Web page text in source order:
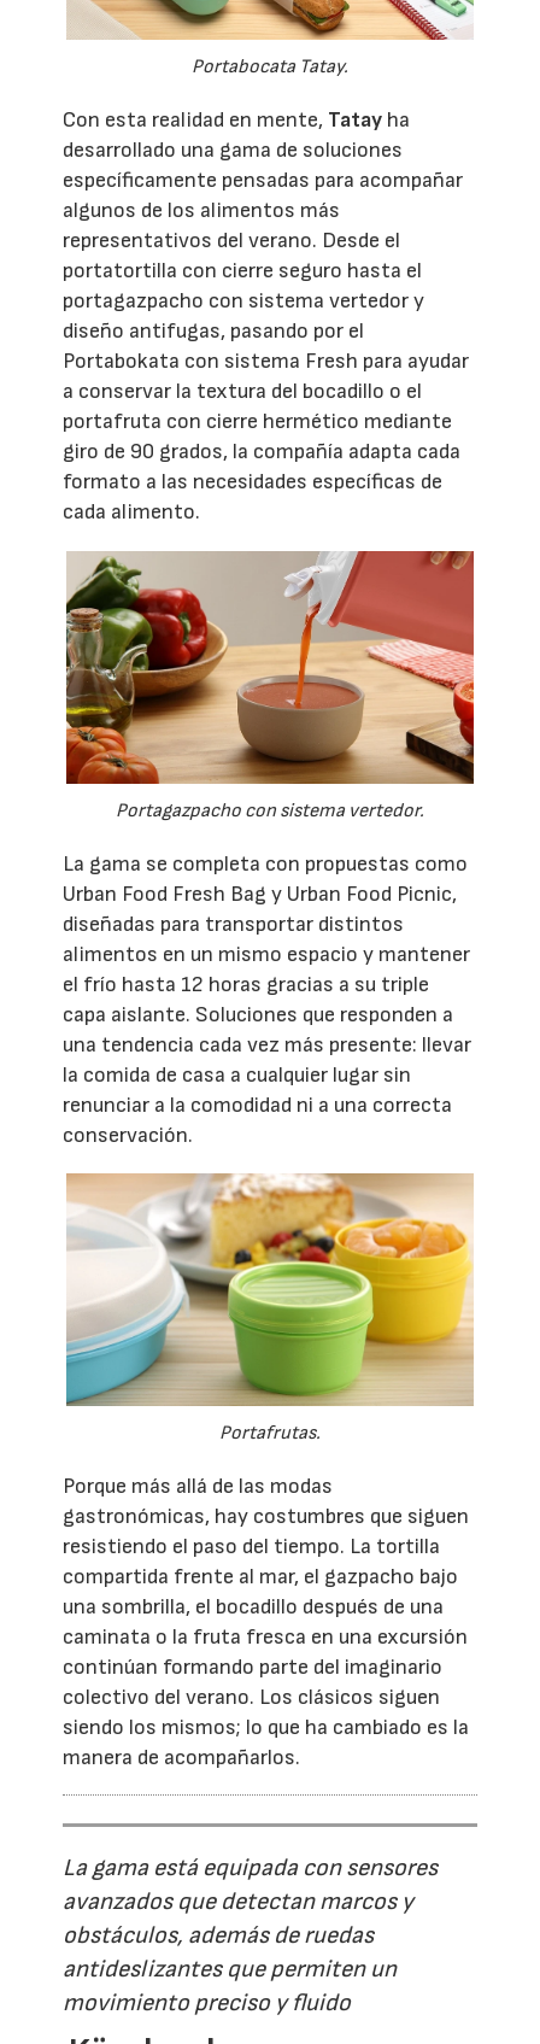
Portabocata Tatay.
Con esta realidad en mente, Tatay ha
desarrollado una gama de soluciones
específicamente pensadas para acompañar
algunos de los alimentos más
representativos del verano. Desde el
portatortilla con cierre seguro hasta el
portagazpacho con sistema vertedor y
diseño antifugas, pasando por el
Portabokata con sistema Fresh para ayudar
a conservar la textura del bocadillo o el
portafruta con cierre hermético mediante
giro de 90 grados, la compañía adapta cada
formato a las necesidades específicas de
cada alimento.
Portagazpacho con sistema vertedor.
La gama se completa con propuestas como
Urban Food Fresh Bag y Urban Food Picnic,
diseñadas para transportar distintos
alimentos en un mismo espacio y mantener
el frío hasta 12 horas gracias a su triple
capa aislante. Soluciones que responden a
una tendencia cada vez más presente: llevar
la comida de casa a cualquier lugar sin
renunciar a la comodidad ni a una correcta
conservación.
Portafrutas.
Porque más allá de las modas
gastronómicas, hay costumbres que siguen
resistiendo el paso del tiempo. La tortilla
compartida frente al mar, el gazpacho bajo
una sombrilla, el bocadillo después de una
caminata o la fruta fresca en una excursión
continúan formando parte del imaginario
colectivo del verano. Los clásicos siguen
siendo los mismos; lo que ha cambiado es la
manera de acompañarlos.
La gama está equipada con sensores
avanzados que detectan marcos y
obstáculos, además de ruedas
antideslizantes que permiten un
movimiento preciso y fluido